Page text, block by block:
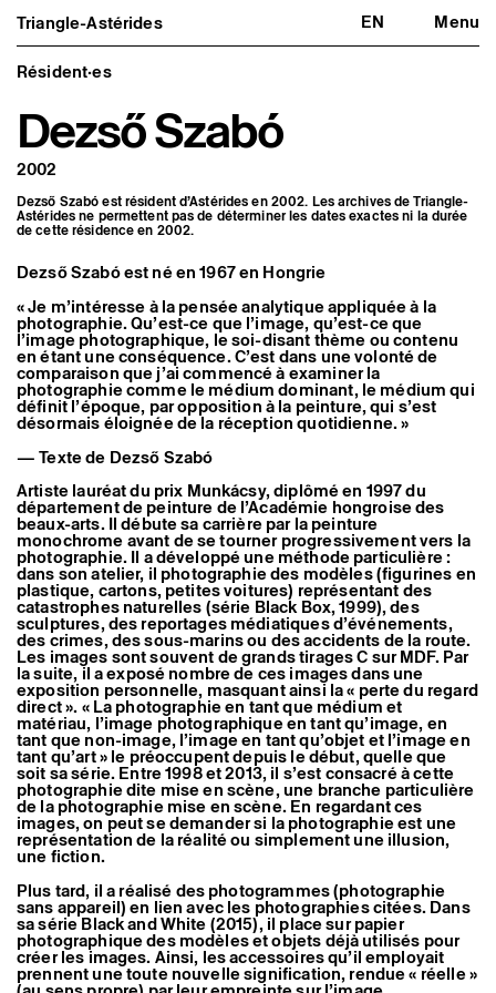
Triangle-Astérides EN Menu
Triangle-Astérides
Centre d’art contemporain
d’intérêt national
et résidence internationale d'artistes
Fermer
Présentation
À propos
Équipe et gouvernance
Formation professionnelle
Adhérer / nous soutenir
Informations pratiques
Programmation
Agenda : en cours et à venir
Expositions
Événements
Programmation éditoriale
Médiation
Publics associés
Les Nouveaux Commanditaires
Résident·es
Artistes associé·es
Hors-les-murs
Ancien·nes résident·es et artistes associé·es
Résident·es
Dezső Szabó
2002
Dezső Szabó est résident d’Astérides en 2002. Les archives de Triangle-
Astérides ne permettent pas de déterminer les dates exactes ni la durée
de cette résidence en 2002.
Dezső Szabó est né en 1967 en Hongrie
« Je m’intéresse à la pensée analytique appliquée à la
photographie. Qu’est-ce que l’image, qu’est-ce que
l’image photographique, le soi-disant thème ou contenu
en étant une conséquence. C’est dans une volonté de
comparaison que j’ai commencé à examiner la
photographie comme le médium dominant, le médium qui
définit l’époque, par opposition à la peinture, qui s’est
désormais éloignée de la réception quotidienne. »
— Texte de Dezső Szabó
Artiste lauréat du prix Munkácsy, diplômé en 1997 du
département de peinture de l’Académie hongroise des
beaux-arts. Il débute sa carrière par la peinture
monochrome avant de se tourner progressivement vers la
photographie. Il a développé une méthode particulière :
dans son atelier, il photographie des modèles (figurines en
plastique, cartons, petites voitures) représentant des
catastrophes naturelles (série Black Box, 1999), des
sculptures, des reportages médiatiques d’événements,
des crimes, des sous-marins ou des accidents de la route.
Les images sont souvent de grands tirages C sur MDF. Par
la suite, il a exposé nombre de ces images dans une
exposition personnelle, masquant ainsi la « perte du regard
direct ». « La photographie en tant que médium et
matériau, l’image photographique en tant qu’image, en
tant que non-image, l’image en tant qu’objet et l’image en
tant qu’art » le préoccupent depuis le début, quelle que
soit sa série. Entre 1998 et 2013, il s’est consacré à cette
photographie dite mise en scène, une branche particulière
de la photographie mise en scène. En regardant ces
images, on peut se demander si la photographie est une
représentation de la réalité ou simplement une illusion,
une fiction.
Plus tard, il a réalisé des photogrammes (photographie
sans appareil) en lien avec les photographies citées. Dans
sa série Black and White (2015), il place sur papier
photographique des modèles et objets déjà utilisés pour
créer les images. Ainsi, les accessoires qu’il employait
prennent une toute nouvelle signification, rendue « réelle »